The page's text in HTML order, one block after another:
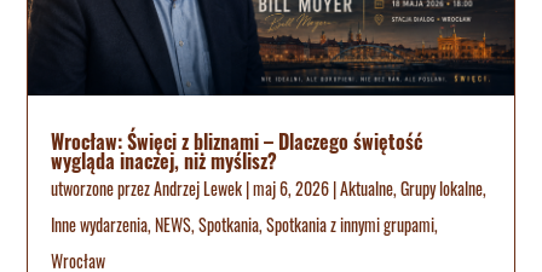
Wrocław: Święci z bliznami – Dlaczego świętość
wygląda inaczej, niż myślisz?
utworzone przezAndrzej Lewek|maj 6, 2026|Aktualne,Grupy lokalne,
Inne wydarzenia,NEWS,Spotkania,Spotkania z innymi grupami,
Wrocław